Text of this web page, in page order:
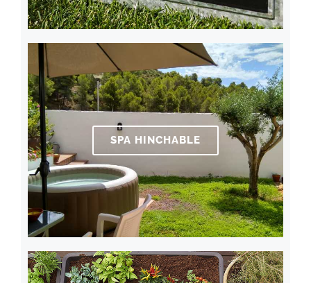
SPA HINCHABLE